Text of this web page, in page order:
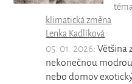
klimatická změna
Lenka Kadlíková
05. 01. 2026: Většina
nekonečnou
nebo domov